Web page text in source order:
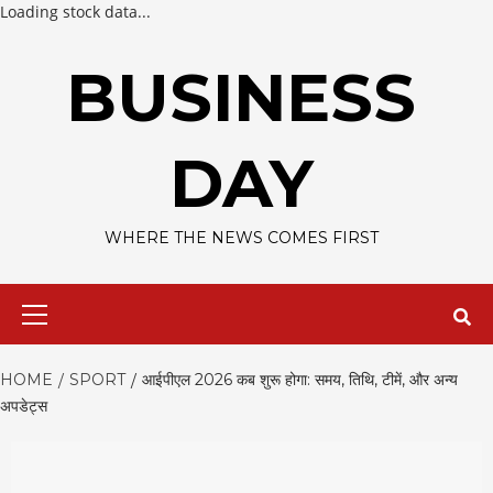
Loading stock data...
BUSINESS
DAY
WHERE THE NEWS COMES FIRST
HOME SPORT
आईपीएल 2026 कब शुरू होगा: समय, तिथि, टीमें, और अन्य
अपडेट्स